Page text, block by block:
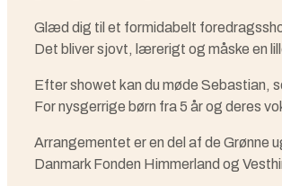
Glæd dig til et formidabelt
Det bliver sjovt, lærerigt og måske en
Efter showet kan du møde Sebastian,
For nysgerrige børn fra 5 år og deres
Arrangementet er en del af de Grønne
Danmark Fonden Himmerland og